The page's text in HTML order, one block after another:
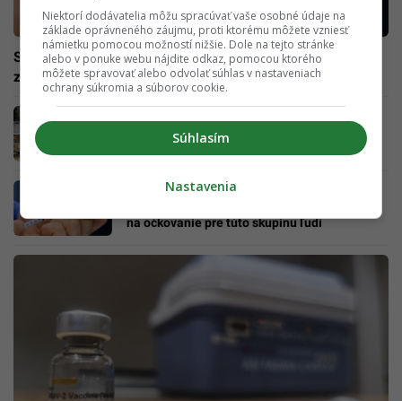
Si už zaočkovaný? Prvá dávka vakcíny proti COVID-19
zníži riziko nákazy v domácnosti až o 50 %
ľudí prichádzajúcich zo zahraničia neruší
AKTUÁLNE: Bývaš v Bratislave? Mesto
na očkovanie pre túto skupinu ľudí
Niektorí dodávatelia môžu spracúvať vaše osobné údaje na
základe oprávneného záujmu, proti ktorému môžete vzniesť
námietku pomocou možností nižšie. Dole na tejto stránke
alebo v ponuke webu nájdite odkaz, pomocou ktorého
môžete spravovať alebo odvolať súhlas v nastaveniach
ochrany súkromia a súborov cookie.
Súhlasím
Nastavenia